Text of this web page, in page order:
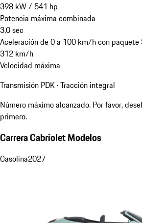
398 kW/ 541 hp
Potencia máxima combinada
3,0sec
Aceleración de 0 a 100 km/h con paquete
312 km/h
Velocidad máxima
Transmisión PDK · Tracción integral
Número máximo alcanzado. Por favor,
primero.
Carrera Cabriolet Modelos
Gasolina2027